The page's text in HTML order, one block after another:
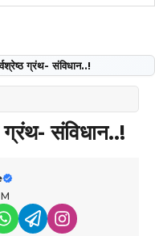
ग्रंथ- संविधान..!
ग्रंथ- संविधान..!